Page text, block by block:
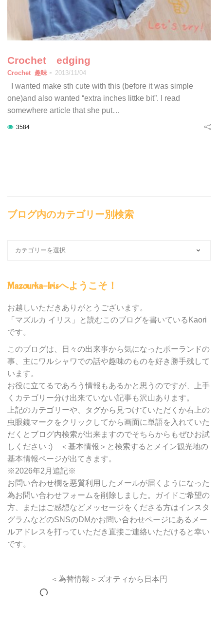
Crochet edging
Crochet 趣味 - 2013/11/04
I wanted make sth cute with this (before it was simple
one)and also wanted “extra inches littke bit”. I read
somewhere article that she put…
3584
ブログ内のカテゴリー別検索
の
テ
ゴ
ー
別
検
索
Mazourka-Irisへようこそ！
お越しいただきありがとうございます。
「マズルカ イリス」と読むこのブログを書いているKaori
です。
このブログは、日々の出来事から気になったポーランドの
事、主にワルシャワでの話や趣味のものを好き勝手残して
います。
お役に立てるであろう情報もあるかと思うのですが、上手
くカテゴリー分け出来ていない記事も沢山あります。
上記のカテゴリーや、タグから見つけていただくか右上の
虫眼鏡マークをクリックしてから画面に単語を入れていた
だくとブログ内検索が出来ますのでそちらからもぜひお試
しください :) ＜基本情報＞と検索するとメイン観光地の
基本情報ページが出てきます。
※2026年2月追記※
お問い合わせ欄を悪質利用したメールが届くようになった
為お問い合わせフォームを削除しました。ガイドご希望の
方、またはご感想などメッセージをくださる方はインスタ
グラムなどのSNSのDMかお問い合わせページにあるメー
ルアドレスを打っていただき直接ご連絡いただけると幸い
です。
＜為替情報＞ズオティから日本円